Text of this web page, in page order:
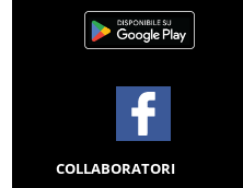
COLLABORATORI